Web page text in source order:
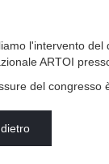
l'intervento del
ARTOI
del congresso